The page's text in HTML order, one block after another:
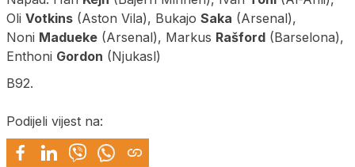
Oli Votkins (Aston Vila), Bukajo Saka (Arsenal),
Noni Madueke (Arsenal), Markus Rašford (Barselona),
Enthoni Gordon (Njukasl)
B92.
Podijeli vijest na: